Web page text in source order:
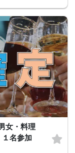
女・料理
名参加